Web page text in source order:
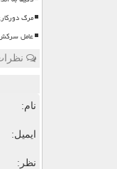
مرگ
عامل
نام:
ایمیل:
نظر: